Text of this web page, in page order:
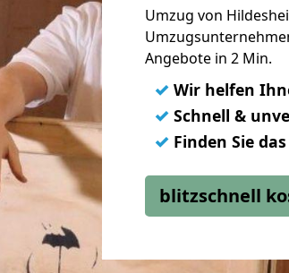
Umzug von
Angebote in 2 Min.
✓ Wir helfen
✓ Schnell &
✓ Finden Sie
blitzschnell